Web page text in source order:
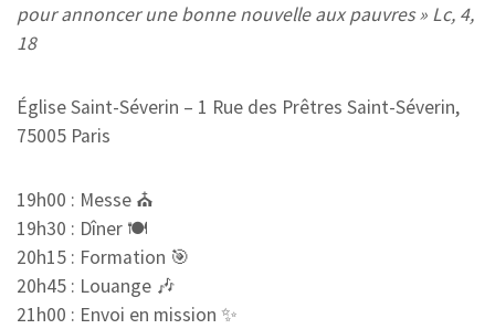
pour annoncer une bonne nouvelle aux pauvres » Lc, 4,
18
Église Saint-Séverin – 1 Rue des Prêtres Saint-Séverin,
75005 Paris
19h00 : Messe ⛪
19h30 : Dîner 🍽️
20h15 : Formation 🎯
20h45 : Louange 🎶
21h00 : Envoi en mission ✨